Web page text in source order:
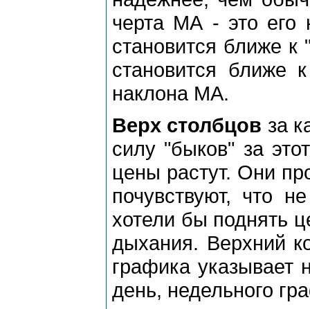
черта МА - это его
становится ближе к
становится ближе
наклона МА.
Верх столбцов за
силу "быков" за
цены растут. Они
почувствуют, что
хотели бы поднять
дыхания. Верхний
графика указывает
день, недельного